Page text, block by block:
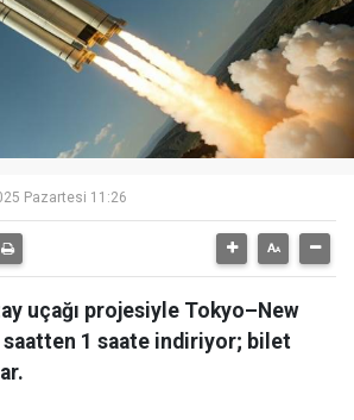
Pazartesi 11:26
uçağı projesiyle Tokyo–New
saatten 1 saate indiriyor; bilet